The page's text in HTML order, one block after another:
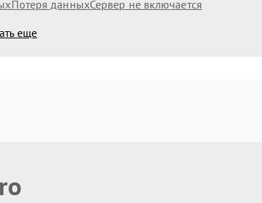
Потеря данныхСервер не включается
еще